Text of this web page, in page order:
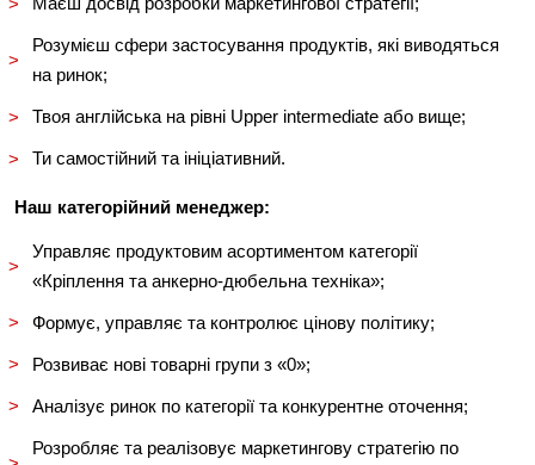
Розумієш сфери застосування продуктів, які виводяться
на ринок;
Твоя англійська на рівні Upper intermediate або вище;
Ти самостійний та ініціативний.
Наш категорійний менеджер:
Управляє продуктовим асортиментом категорії
«Кріплення та анкерно-дюбельна техніка»;
Формує, управляє та контролює цінову політику;
Розвиває нові товарні групи з «0»;
Аналізує ринок по категорії та конкурентне оточення;
Розробляє та реалізовує маркетингову стратегію по